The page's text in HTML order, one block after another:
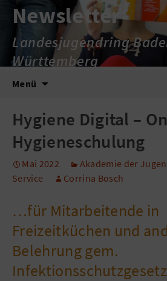
Newsletter
Landesjugendring
Württemberg
Menü
springen
Hygiene Digital –
Hygieneschulung
Mai 2022 Akademie der
Service
Corrina Bosch
…für Mitarbeitende in
Freizeitküchen und
Belehrung gem.